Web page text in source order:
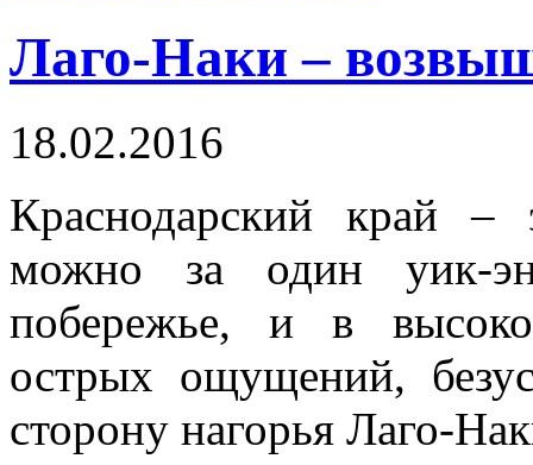
Лаго-Наки –
18.02.2016
Краснодарский край –
можно за один уик-
побережье, и в
острых ощущений,
сторону нагорья Лаго-